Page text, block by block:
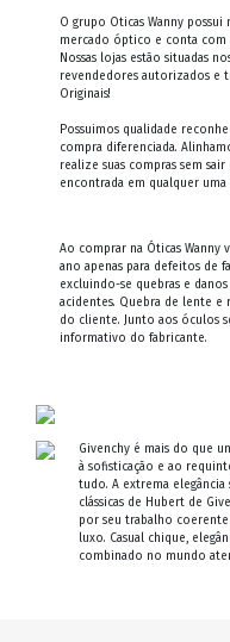
O grupo Oticas Wanny
mercado óptico e conta com
Nossas lojas estão situadas
revendedores autorizados e
Originais!
Possuimos qualidade
compra diferenciada.
realize suas compras sem
encontrada em qualquer uma
Ao comprar na Óticas Wanny
ano apenas para defeitos de
excluindo-se quebras e
acidentes. Quebra de lente e
do cliente. Junto aos óculos
informativo do fabricante.
Givenchy é mais do que
à sofisticação e ao
tudo. A extrema elegância
clássicas de Hubert de
por seu trabalho
luxo. Casual chique,
combinado no mundo